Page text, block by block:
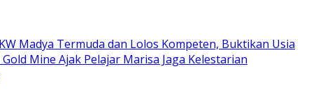
Madya Termuda dan Lolos Kompeten, Buktikan Usia
Gold Mine Ajak Pelajar Marisa Jaga Kelestarian